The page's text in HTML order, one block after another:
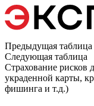
Предыдущая таблица
Следующая таблица
Страхование рисков
украденной карты,
фишинга и т.д.)